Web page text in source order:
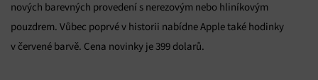
nových barevných provedení s nerezovým nebo hliníkovým
pouzdrem. Vůbec poprvé v historii nabídne Apple také hodinky
v červené barvě. Cena novinky je 399 dolarů.